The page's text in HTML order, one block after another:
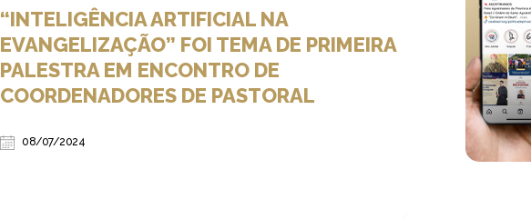
“INTELIGÊNCIA ARTIFICIAL NA
EVANGELIZAÇÃO” FOI TEMA DE PRIMEIRA
PALESTRA EM ENCONTRO DE
COORDENADORES DE PASTORAL
08/07/2024